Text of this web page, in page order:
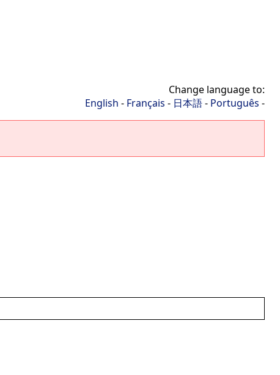
Change language to:
English - Français - 日本語- Português -